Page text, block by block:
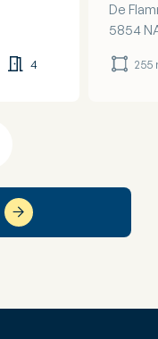
4
De
5854
255